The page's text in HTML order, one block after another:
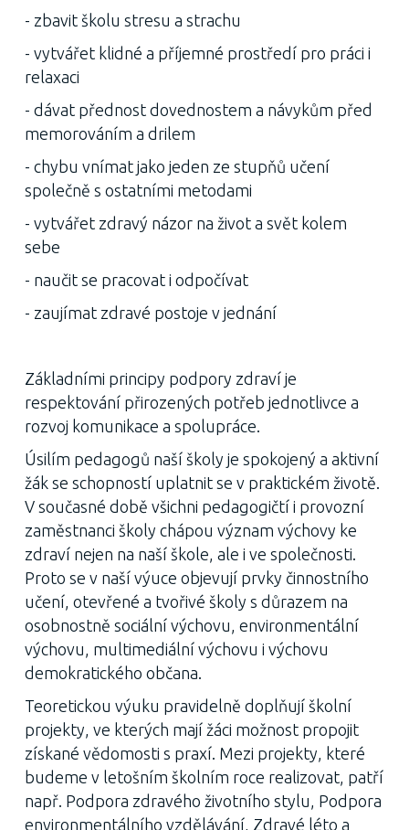
- zbavit školu stresu a strachu
- vytvářet klidné a příjemné prostředí pro práci i
relaxaci
- dávat přednost dovednostem a návykům před
memorováním a drilem
- chybu vnímat jako jeden ze stupňů učení
společně s ostatními metodami
- vytvářet zdravý názor na život a svět kolem
sebe
- naučit se pracovat i odpočívat
- zaujímat zdravé postoje v jednání
Základními principy podpory zdraví je
respektování přirozených potřeb jednotlivce a
rozvoj komunikace a spolupráce.
Úsilím pedagogů naší školy je spokojený a aktivní
žák se schopností uplatnit se v praktickém životě.
V současné době všichni pedagogičtí i provozní
zaměstnanci školy chápou význam výchovy ke
zdraví nejen na naší škole, ale i ve společnosti.
Proto se v naší výuce objevují prvky činnostního
učení, otevřené a tvořivé školy s důrazem na
osobnostně sociální výchovu, environmentální
výchovu, multimediální výchovu i výchovu
demokratického občana.
Teoretickou výuku pravidelně doplňují školní
projekty, ve kterých mají žáci možnost propojit
získané vědomosti s praxí. Mezi projekty, které
budeme v letošním školním roce realizovat, patří
např. Podpora zdravého životního stylu, Podpora
environmentálního vzdělávání, Zdravé léto a